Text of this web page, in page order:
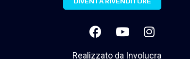
Realizzato da Involucra